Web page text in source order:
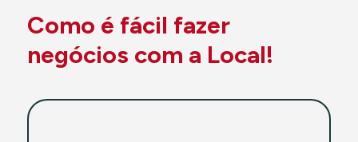
Como é fácil fazer
negócios com a Local!